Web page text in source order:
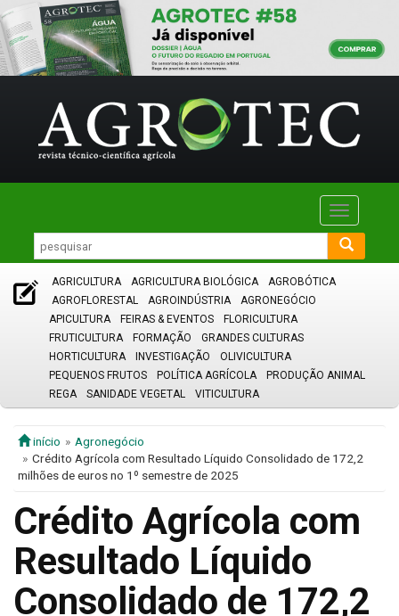
Toggle
AGRICULTURA AGRICULTURA BIOLÓGICA
AGROBÓTICA
AGROFLORESTAL
AGROINDÚSTRIA
AGRONEGÓCIO
APICULTURA
FEIRAS & EVENTOS
FLORICULTURA
FRUTICULTURA
FORMAÇÃO
GRANDES CULTURAS
HORTICULTURA
INVESTIGAÇÃO
OLIVICULTURA
PEQUENOS FRUTOS
POLÍTICA AGRÍCOLA
PRODUÇÃO ANIMAL
REGA
SANIDADE VEGETAL VITICULTURA
início
Agronegócio
Crédito Agrícola com Resultado Líquido Consolidado de 172,2
milhões de euros no 1º semestre de 2025
Crédito Agrícola com
Resultado Líquido
Consolidado de 172,2